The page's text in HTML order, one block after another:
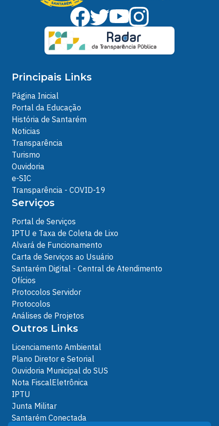
Principais Links
Página Inicial
Portal da Educação
História de Santarém
Noticias
Transparência
Turismo
Ouvidoria
e-SIC
Transparência - COVID-19
Serviços
Portal de Serviços
IPTU e Taxa de Coleta de Lixo
Alvará de Funcionamento
Carta de Serviços ao Usuário
Santarém Digital - Central de Atendimento
Ofícios
Protocolos Servidor
Protocolos
Análises de Projetos
Outros Links
Licenciamento Ambiental
Plano Diretor e Setorial
Ouvidoria Municipal do SUS
Nota FiscalEletrônica
IPTU
Junta Militar
Santarém Conectada